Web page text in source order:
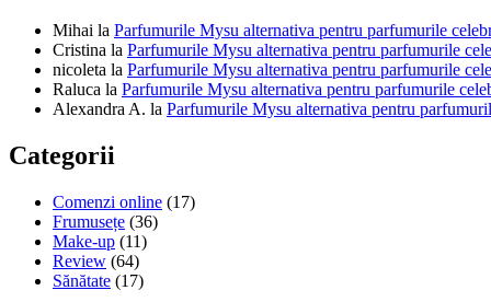
Mihai la Parfumurile Mysu alternativa pentru parfumurile
Cristina la Parfumurile Mysu alternativa pentru parfumurile
nicoleta la Parfumurile Mysu alternativa pentru parfumurile
Raluca la Parfumurile Mysu alternativa pentru parfumurile
Alexandra A. la Parfumurile Mysu alternativa pentru
Categorii
Comenzi online (17)
Frumusețe (36)
Make-up (11)
Review (64)
Sănătate (17)